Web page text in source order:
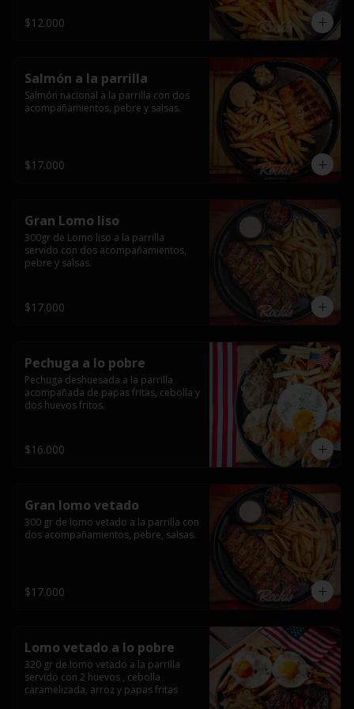
$12.000
Salmón a la parrilla
Salmón nacional a la parrilla con dos
acompañamientos, pebre y salsas.
$17.000
Gran Lomo liso
300gr de Lomo liso a la parrilla
servido con dos acompañamientos,
pebre y salsas.
$17.000
Pechuga a lo pobre
Pechuga deshuesada a la parrilla
acompañada de papas fritas, cebolla y
dos huevos fritos.
$16.000
Gran lomo vetado
300 gr de lomo vetado a la parrilla con
dos acompañamientos, pebre, salsas.
$17.000
Lomo vetado a lo pobre
320 gr de lomo vetado a la parrilla
servido con 2 huevos , cebolla
caramelizada, arroz y papas fritas